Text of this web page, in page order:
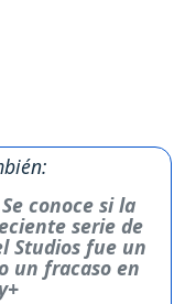
conoce si la
serie de
Studios fue un
un fracaso en